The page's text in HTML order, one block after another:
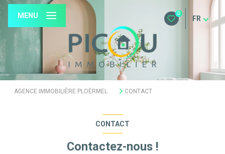
0
FR
MENU
AGENCE IMMOBILIÈRE PLOËRMEL CONTACT
CONTACT
Contactez-nous !